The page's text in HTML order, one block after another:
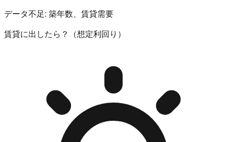
データ不足: 築年数、賃貸需要
賃貸に出したら？（想定利回り）